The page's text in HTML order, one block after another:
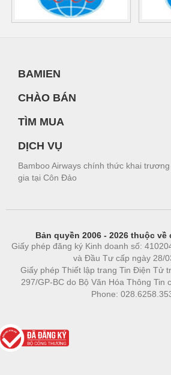
BAMIEN
CHÀO BÁN
TÌM MUA
DỊCH VỤ
Bamboo Airways chính thức khai
gia tại Côn Đảo
Bản quyền 2006 - 2026 thuộc
Giấy phép đăng ký Kinh doanh số:
và Đầu Tư cấp ngày 28/
Giấy phép Thiết lập trang Tin Điện Tử
297/GP-BC do Bộ Văn Hóa Thông Tin
Phone: